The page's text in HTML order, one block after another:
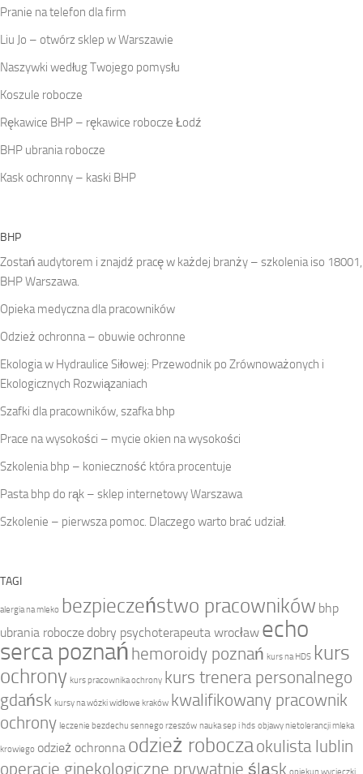
Pranie na telefon dla firm
Liu Jo – otwórz sklep w Warszawie
Naszywki według Twojego pomysłu
Koszule robocze
Rękawice BHP – rękawice robocze Łodź
BHP ubrania robocze
Kask ochronny – kaski BHP
BHP
Zostań audytorem i znajdź pracę w każdej branży – szkolenia iso 18001,
BHP Warszawa.
Opieka medyczna dla pracowników
Odzież ochronna – obuwie ochronne
Ekologia w Hydraulice Siłowej: Przewodnik po Zrównoważonych i
Ekologicznych Rozwiązaniach
Szafki dla pracowników, szafka bhp
Prace na wysokości – mycie okien na wysokości
Szkolenia bhp – konieczność która procentuje
Pasta bhp do rąk – sklep internetowy Warszawa
Szkolenie – pierwsza pomoc. Dlaczego warto brać udział.
TAGI
alergia na mleko bezpieczeństwo pracowników bhp
ubrania robocze dobry psychoterapeuta wrocław echo
serca poznań hemoroidy poznań kurs na HDS kurs
ochrony kurs pracownika ochrony kurs trenera personalnego
gdańsk kursy na wózki widłowe kraków kwalifikowany pracownik
ochrony leczenie bezdechu sennego rzeszów nauka sep i hds objawy nietolerancji mleka
krowiego odzież ochronna odzież roboczaokulista lublin
operacje ginekologiczne prywatnie śląsk